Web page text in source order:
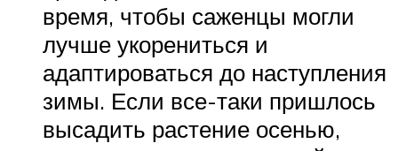
время, чтобы саженцы могли
лучше укорениться и
адаптироваться до наступления
зимы. Если все-таки пришлось
высадить растение осенью,